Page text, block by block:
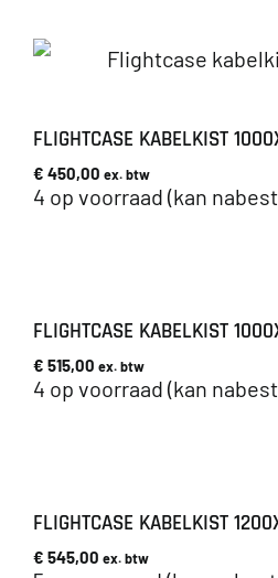
FLIGHTCASE KABELKIST
€ 450,00 ex. btw
4 op voorraad (kan
FLIGHTCASE KABELKIST
€ 515,00 ex. btw
4 op voorraad (kan
FLIGHTCASE KABELKIST
€ 545,00 ex. btw